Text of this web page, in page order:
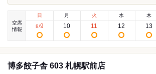
空席
情報
日
8/9
月
10
火
11
水
12
木
13
博多餃子舎 603 札幌駅前店